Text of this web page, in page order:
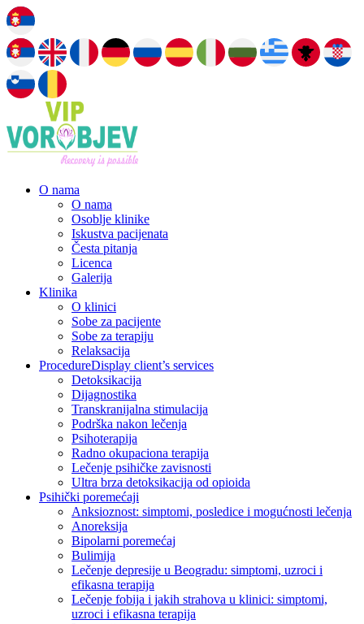
O nama
O nama
Osoblje klinike
Iskustva pacijenata
Česta pitanja
Licenca
Galerija
Klinika
O klinici
Sobe za pacijente
Sobe za terapiju
Relaksacija
ProcedureDisplay client’s services
Detoksikacija
Dijagnostika
Transkranijalna stimulacija
Podrška nakon lečenja
Psihoterapija
Radno okupaciona terapija
Lečenje psihičke zavisnosti
Ultra brza detoksikacija od opioida
Psihički poremećaji
Anksioznost: simptomi, posledice i mogućnosti lečenja
Anoreksija
Bipolarni poremećaj
Bulimija
Lečenje depresije u Beogradu: simptomi, uzroci i
efikasna terapija
Lečenje fobija i jakih strahova u klinici: simptomi,
uzroci i efikasna terapija